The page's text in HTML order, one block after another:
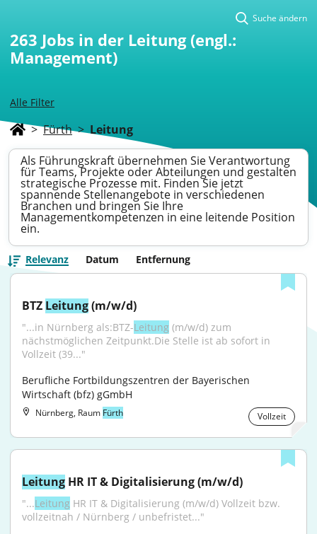
Alle Filter
Suche ändern
263 Jobs in der Leitung (engl.:
Management)
> Fürth > Leitung
Als Führungskraft übernehmen Sie Verantwortung
für Teams, Projekte oder Abteilungen und gestalten
strategische Prozesse mit. Finden Sie jetzt
spannende Stellenangebote in verschiedenen
Branchen und bringen Sie Ihre
Managementkompetenzen in eine leitende Position
ein.
Relevanz Datum Entfernung
BTZ Leitung (m/w/d)
"...in Nürnberg als:BTZ-Leitung (m/w/d) zum
nächstmöglichen Zeitpunkt.Die Stelle ist ab sofort in
Vollzeit (39..."
Berufliche Fortbildungszentren der Bayerischen
Wirtschaft (bfz) gGmbH
Nürnberg, Raum Fürth Vollzeit
Leitung HR IT & Digitalisierung (m/w/d)
"...Leitung HR IT & Digitalisierung (m/w/d) Vollzeit bzw.
vollzeitnah / Nürnberg / unbefristet..."